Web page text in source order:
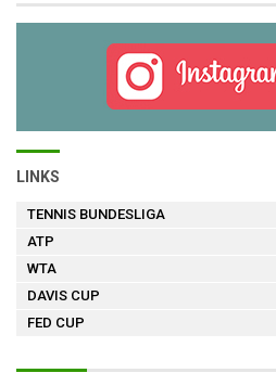
LINKS
TENNIS BUNDESLIGA
ATP
WTA
DAVIS CUP
FED CUP